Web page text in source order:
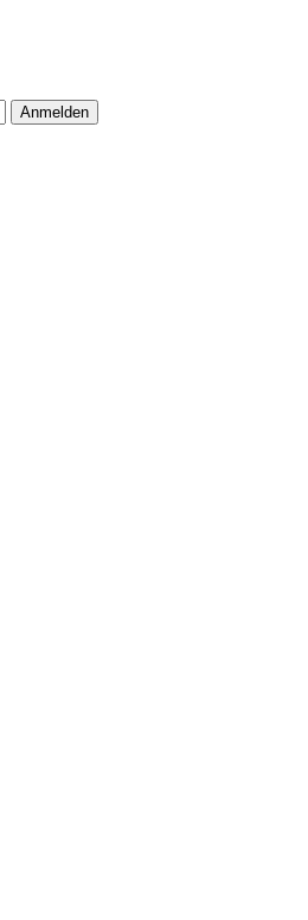
Anmelden